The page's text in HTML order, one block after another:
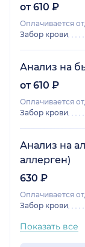
от 610 ₽
Оплачивается
Забор крови
Анализ на
от 610 ₽
Оплачивается
Забор крови
Анализ на
аллерген)
630 ₽
Оплачивается
Забор крови
Показать все